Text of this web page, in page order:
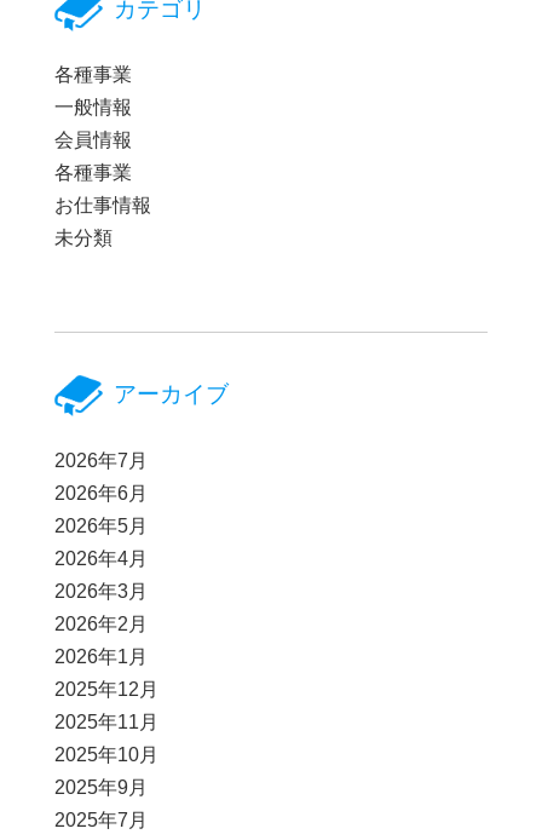
カテゴリ
各種事業
一般情報
会員情報
各種事業
お仕事情報
未分類
アーカイブ
2026年7月
2026年6月
2026年5月
2026年4月
2026年3月
2026年2月
2026年1月
2025年12月
2025年11月
2025年10月
2025年9月
2025年7月